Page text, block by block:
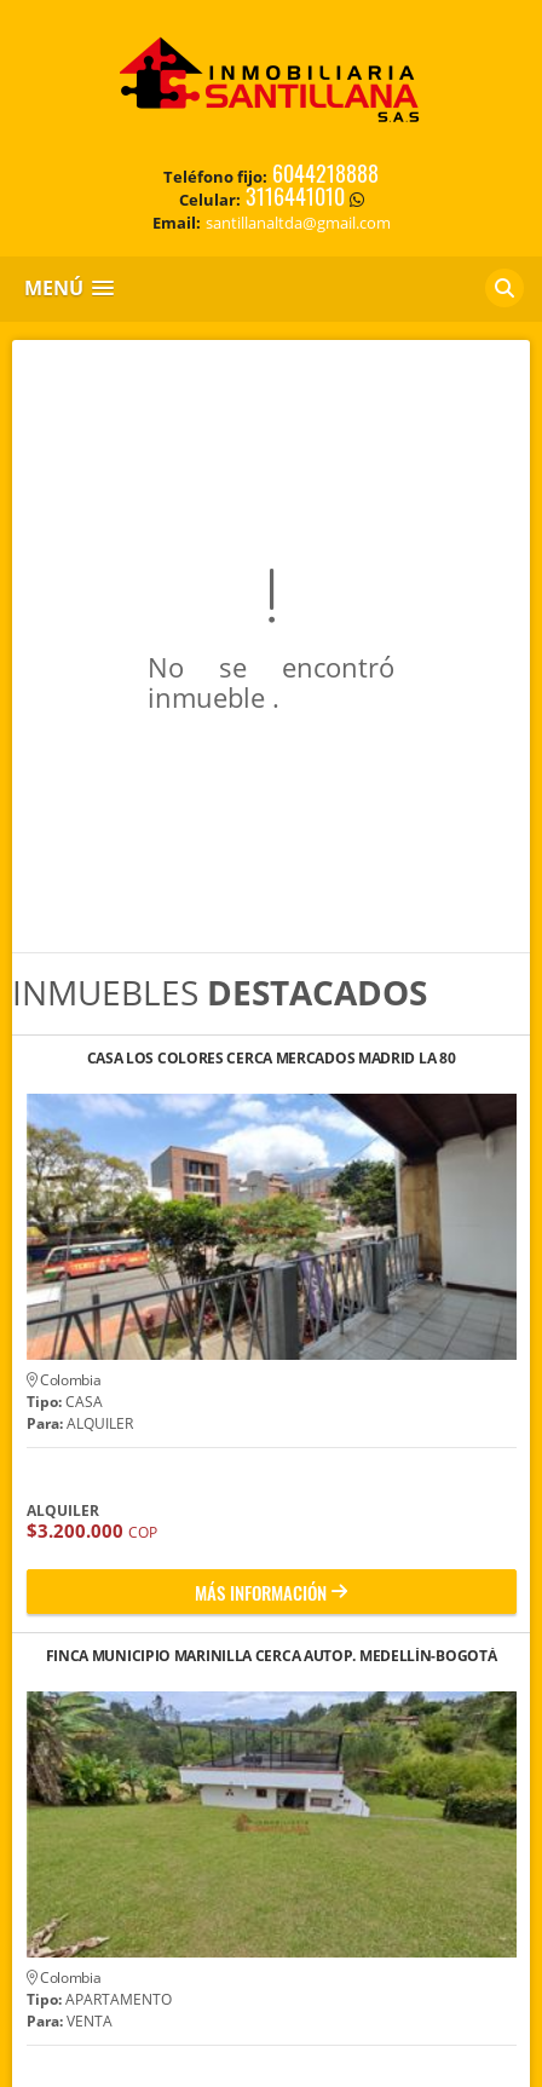
Teléfono fijo: 6044218888
Celular: 3116441010
Email: santillanaltda@gmail.com
MENÚ
No se encontró
inmueble .
INMUEBLES DESTACADOS
CASA LOS COLORES CERCA MERCADOS MADRID LA 80
Colombia
Tipo:CASA
Para:ALQUILER
ALQUILER
$3.200.000 COP
MÁS INFORMACIÓN
FINCA MUNICIPIO MARINILLA CERCA AUTOP. MEDELLÍN-BOGOTÁ
Colombia
Tipo:APARTAMENTO
Para:VENTA